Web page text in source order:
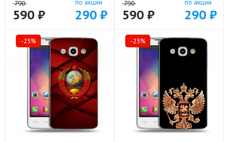
790
590 ₽
по акции
290 ₽
790
590 ₽
по акции
290 ₽
-25% -25%